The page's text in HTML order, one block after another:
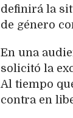
definirá la
de género
En una
solicitó la
Al tiempo
contra en